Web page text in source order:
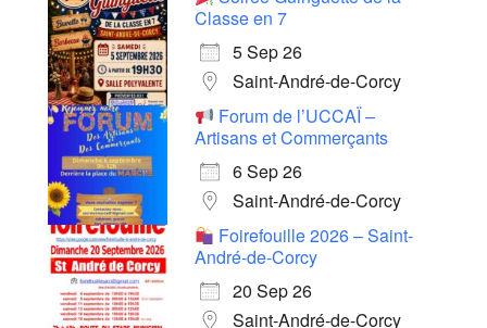
Classe en 7
5 Sep 26
Saint-André-de-Corcy
Forum de l’UCCAÏ –
Artisans et Commerçants
6 Sep 26
Saint-André-de-Corcy
Foirefouille 2026 – Saint-
André-de-Corcy
20 Sep 26
Saint-André-de-Corcy